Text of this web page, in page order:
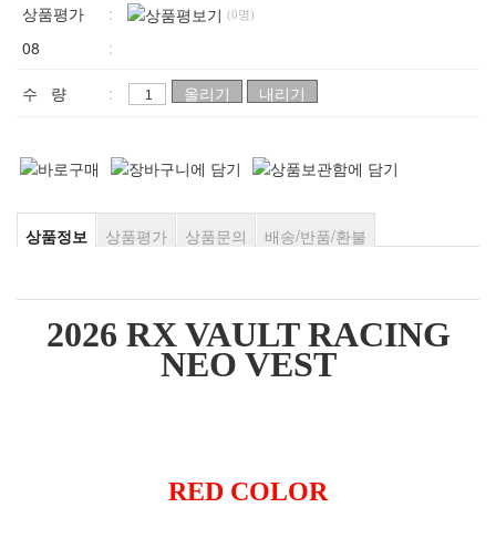
상품평가 : (0명)
08 :
수 량 :
상품정보 상품평가 상품문의 배송/반품/환불
2026 RX VAULT RACING
NEO VEST
RED COLOR